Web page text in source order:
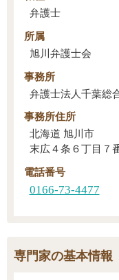
弁護士
所属
旭川弁護士会
事務所
弁護士法人千葉総
事務所住所
北海道 旭川市
末広４条６丁目７
電話番号
0166-73-4477
専門家の基本情報